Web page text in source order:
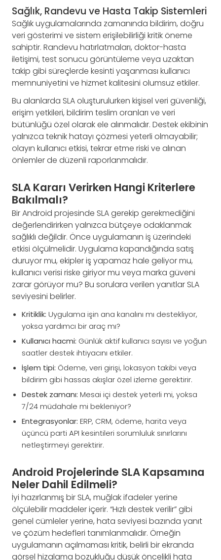
Sağlık, Randevu ve Hasta Takip Sistemleri
Sağlık uygulamalarında zamanında bildirim, doğru
veri gösterimi ve sistem erişilebilirliği kritik öneme
sahiptir. Randevu hatırlatmaları, doktor-hasta
iletişimi, test sonucu görüntüleme veya uzaktan
takip gibi süreçlerde kesinti yaşanması kullanıcı
memnuniyetini ve hizmet kalitesini olumsuz etkiler.
Bu alanlarda SLA oluşturulurken kişisel veri güvenliği,
erişim yetkileri, bildirim teslim oranları ve veri
bütünlüğü özel olarak ele alınmalıdır. Destek ekibinin
yalnızca teknik hatayı çözmesi yeterli olmayabilir;
olayın kullanıcı etkisi, tekrar etme riski ve alınan
önlemler de düzenli raporlanmalıdır.
SLA Kararı Verirken Hangi Kriterlere
Bakılmalı?
Bir Android projesinde SLA gerekip gerekmediğini
değerlendirirken yalnızca bütçeye odaklanmak
sağlıklı değildir. Önce uygulamanın iş üzerindeki
etkisi ölçülmelidir. Uygulama kapandığında satış
duruyor mu, ekipler iş yapamaz hale geliyor mu,
kullanıcı verisi riske giriyor mu veya marka güveni
zarar görüyor mu? Bu sorulara verilen yanıtlar SLA
seviyesini belirler.
Kritiklik: Uygulama işin ana kanalını mı destekliyor,
yoksa yardımcı bir araç mı?
Kullanıcı hacmi: Günlük aktif kullanıcı sayısı ve yoğun
saatler destek ihtiyacını etkiler.
İşlem tipi: Ödeme, veri girişi, lokasyon takibi veya
bildirim gibi hassas akışlar özel izleme gerektirir.
Destek zamanı: Mesai içi destek yeterli mi, yoksa
7/24 müdahale mi bekleniyor?
Entegrasyonlar: ERP, CRM, ödeme, harita veya
üçüncü parti API kesintileri sorumluluk sınırlarını
netleştirmeyi gerektirir.
Android Projelerinde SLA Kapsamına
Neler Dahil Edilmeli?
İyi hazırlanmış bir SLA, muğlak ifadeler yerine
ölçülebilir maddeler içerir. “Hızlı destek verilir” gibi
genel cümleler yerine, hata seviyesi bazında yanıt
ve çözüm hedefleri tanımlanmalıdır. Örneğin
uygulamanın açılmaması kritik, belirli bir ekranda
görsel hizalama bozukluğu düşük öncelikli hata